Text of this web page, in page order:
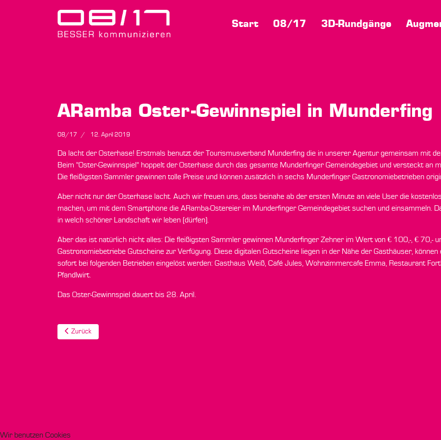
Start 08/17 3D-Rundgänge
ARamba Oster-Gewinnspiel in Munderfing
08/17 12. April 2019
Da lacht der Osterhase! Erstmals benutzt der Tourismusverband Munderfing die in unserer Agentur gemeinsam mit
Beim "Oster-Gewinnspiel" hoppelt der Osterhase durch das gesamte Munderfinger Gemeindegebiet und versteckt an
Die fleißigsten Sammler gewinnen tolle Preise und können zusätzlich in sechs Munderfinger Gastronomiebetrieben
Aber nicht nur der Osterhase lacht. Auch wir freuen uns, dass beinahe ab der ersten Minute an viele User die
machen, um mit dem Smartphone die ARamba-Ostereier im Munderfinger Gemeindegebiet suchen und einsammeln.
in welch schöner Landschaft wir leben (dürfen).
Aber das ist natürlich nicht alles: Die fleißigsten Sammler gewinnen Munderfinger Zehner im Wert von € 100,-, € 70,-
Gastronomiebetriebe Gutscheine zur Verfügung. Diese digitalen Gutscheine liegen in der Nähe der Gasthäuser,
sofort bei folgenden Betrieben eingelöst werden: Gasthaus Weiß, Café Jules, Wohnzimmercafe Emma, Restaurant
Pfandlwirt.
Das Oster-Gewinnspiel dauert bis 28. April.
Vorheriger Beitrag: Gashof-Pension Göttler: neues Erscheinungsbild
Zurück
Wir benutzen Cookies